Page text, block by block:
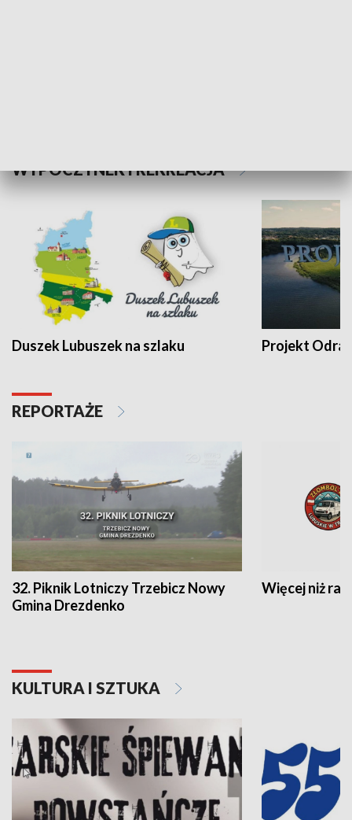
WYPOCZYNEK I REKREACJA
Duszek Lubuszek na szlaku Projekt Odra
REPORTAŻE
32. Piknik Lotniczy Trzebicz Nowy
Gmina Drezdenko
Więcej niż rajd
KULTURA I SZTUKA